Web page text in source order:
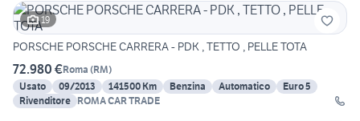
19
PORSCHE PORSCHE CARRERA - PDK , TETTO , PELLE TOTA
72.980 €Roma (RM)
Usato
09/2013 141500 Km Benzina Automatico
Euro 5
Rivenditore ROMA CAR TRADE